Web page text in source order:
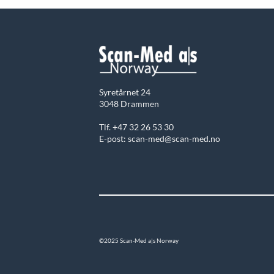
Syretårnet 24
3048 Drammen
Tlf. +47 32 26 53 30
E-post: scan-med@scan-med.no
©2025 Scan-Med a|s Norway